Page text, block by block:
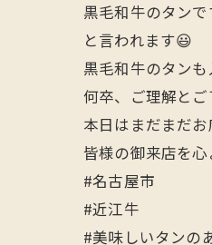
黒毛和牛のタン
と言われます😃
黒毛和牛のタン
何卒、ご理解と
本日はまだまだ
皆様の御来店を心
#名古屋市
#近江牛
#美味しいタンの